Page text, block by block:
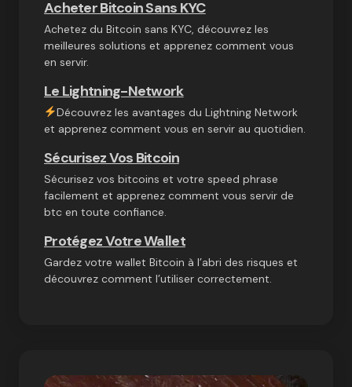
Acheter Bitcoin Sans KYC
Achetez du Bitcoin sans KYC, découvrez les
meilleures solutions et apprenez comment vous
en servir.
Le Lightning-Network
Découvrez les avantages du Lightning Network
et apprenez comment vous en servir au quotidien.
Sécurisez Vos Bitcoin
Sécurisez vos bitcoins et votre speed phrase
facilement et apprenez comment vous servir de
btc en toute confiance.
Protégez Votre Wallet
Gardez votre wallet Bitcoin à l’abri des risques et
découvrez comment l’utiliser correctement.